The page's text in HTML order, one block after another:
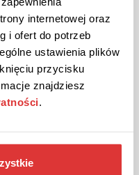
internetowej oraz
i ofert do potrzeb
ustawienia plików
przycisku
znajdziesz